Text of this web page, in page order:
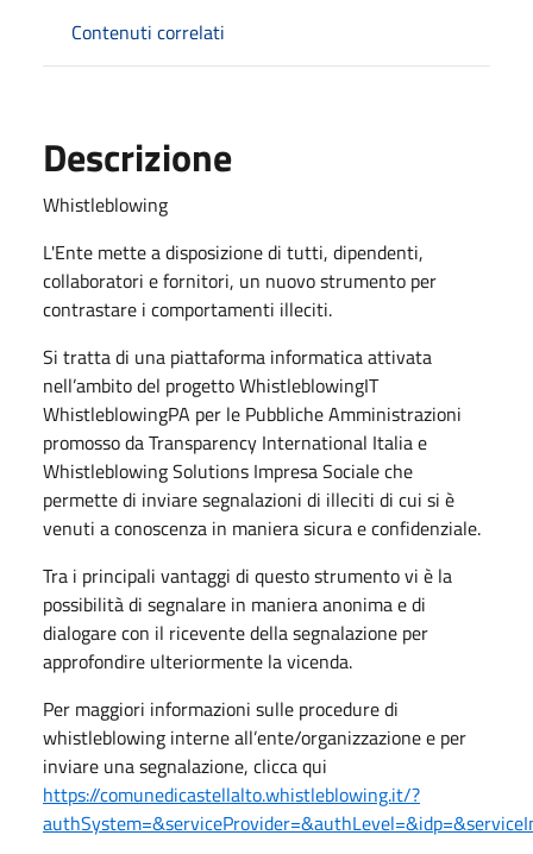
Contenuti correlati
Descrizione
Whistleblowing
L'Ente mette a disposizione di tutti, dipendenti,
collaboratori e fornitori, un nuovo strumento per
contrastare i comportamenti illeciti.
Si tratta di una piattaforma informatica attivata
nell’ambito del progetto WhistleblowingIT
WhistleblowingPA per le Pubbliche Amministrazioni
promosso da Transparency International Italia e
Whistleblowing Solutions Impresa Sociale che
permette di inviare segnalazioni di illeciti di cui si è
venuti a conoscenza in maniera sicura e confidenziale.
Tra i principali vantaggi di questo strumento vi è la
possibilità di segnalare in maniera anonima e di
dialogare con il ricevente della segnalazione per
approfondire ulteriormente la vicenda.
Per maggiori informazioni sulle procedure di
whistleblowing interne all’ente/organizzazione e per
inviare una segnalazione, clicca qui
https://comunedicastellalto.whistleblowing.it/?